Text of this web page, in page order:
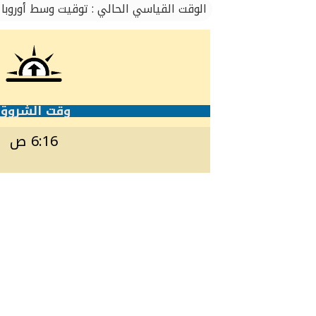
الوقت القياسي الحالي : توقيت وسط
وقت
6:16 ص